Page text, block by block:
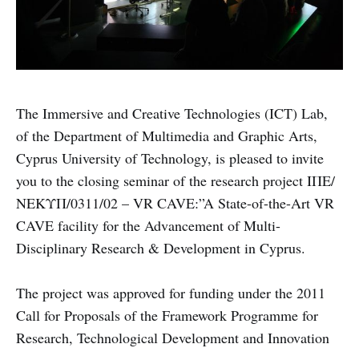
The Immersive and Creative Technologies (ICT) Lab,
of the Department of Multimedia and Graphic Arts,
Cyprus University of Technology, is pleased to invite
you to the closing seminar of the research project ΙΠΕ/
ΝΕΚΥΠ/0311/02 – VR CAVE:”A State-of-the-Art VR
CAVE facility for the Advancement of Multi-
Disciplinary Research & Development in Cyprus.
The project was approved for funding under the 2011
Call for Proposals of the Framework Programme for
Research, Technological Development and Innovation